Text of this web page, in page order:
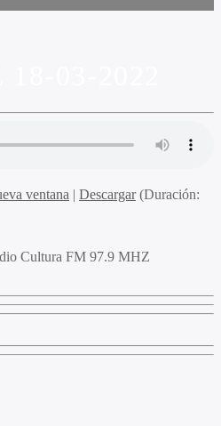
ventana | Descargar(Duración:
Cultura FM 97.9 MHZ